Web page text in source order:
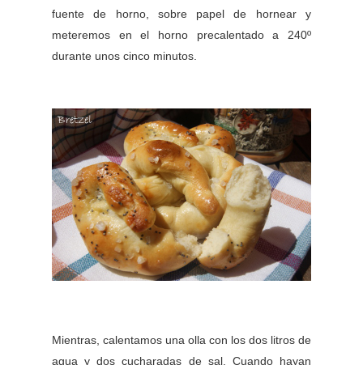
fuente de horno, sobre papel de hornear y
meteremos en el horno precalentado a 240º
durante unos cinco minutos.
Mientras, calentamos una olla con los dos litros de
agua y dos cucharadas de sal. Cuando hayan